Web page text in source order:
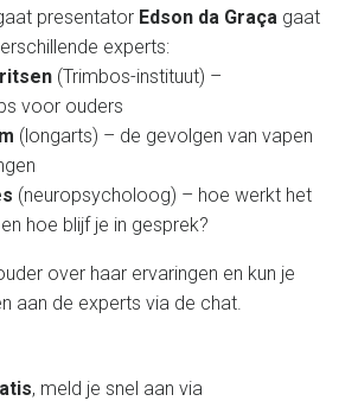
presentator Edson da Graça gaat
experts:
(Trimbos-instituut) –
voor ouders
(longarts) – de gevolgen van vapen
(neuropsycholoog) – hoe werkt het
hoe blijf je in gesprek?
over haar ervaringen en kun je
aan de experts via de chat.
, meld je snel aan via